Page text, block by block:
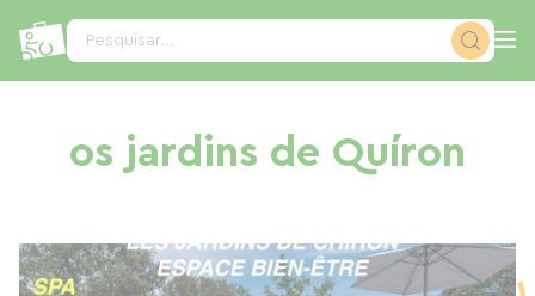
Pesquisar...
os jardins de Quíron
Painel de Gerenciamento de Cookies